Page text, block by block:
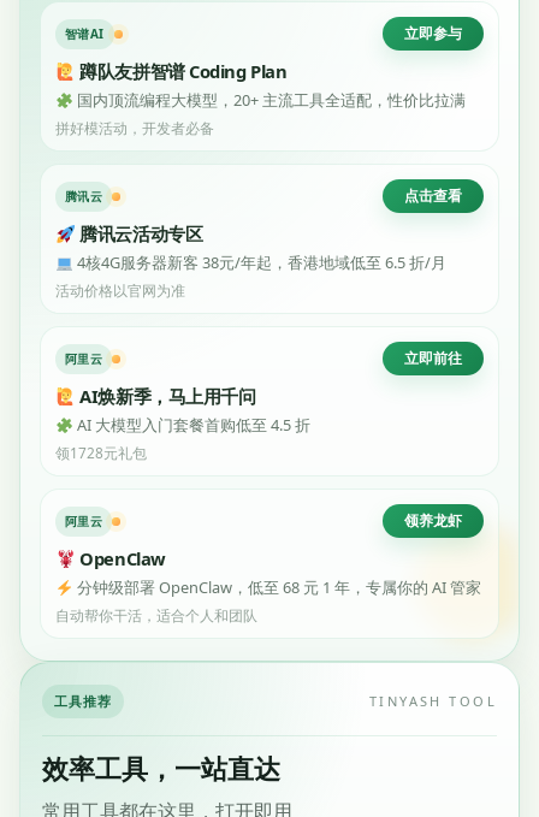
智谱AI 立即参与
蹲队友拼智谱 Coding Plan
国内顶流编程大模型，20+ 主流工具全适配，性价比拉满
拼好模活动，开发者必备
腾讯云 点击查看
腾讯云活动专区
4核4G服务器新客 38元/年起，香港地域低至 6.5 折/月
活动价格以官网为准
阿里云 立即前往
AI焕新季，马上用千问
AI 大模型入门套餐首购低至 4.5 折
领1728元礼包
阿里云 领养龙虾
OpenClaw
分钟级部署 OpenClaw，低至 68 元 1 年，专属你的 AI 管家
自动帮你干活，适合个人和团队
工具推荐 TINYASH TOOL
效率工具，一站直达
常用工具都在这里，打开即用